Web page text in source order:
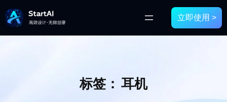
立即使用 >
标签：耳机